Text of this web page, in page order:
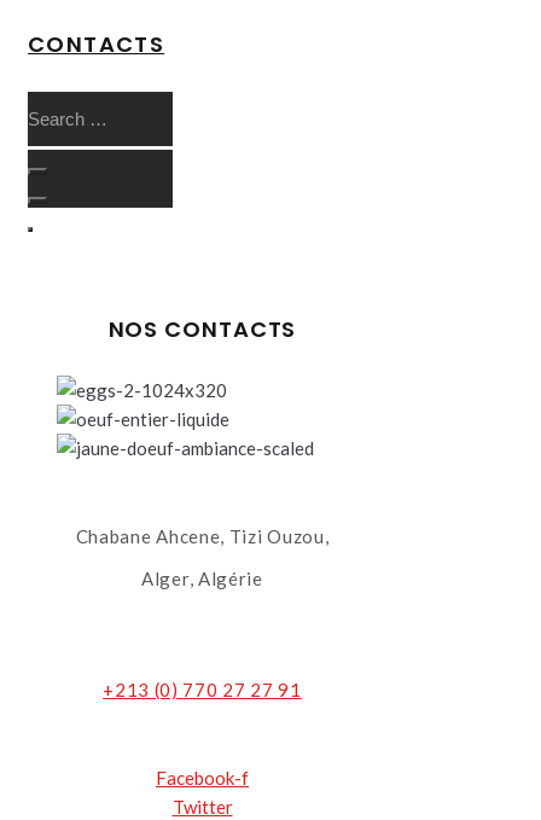
CONTACTS
NOS CONTACTS
Chabane Ahcene, Tizi Ouzou,
Alger, Algérie
+213 (0) 770 27 27 91
Facebook-f
Twitter